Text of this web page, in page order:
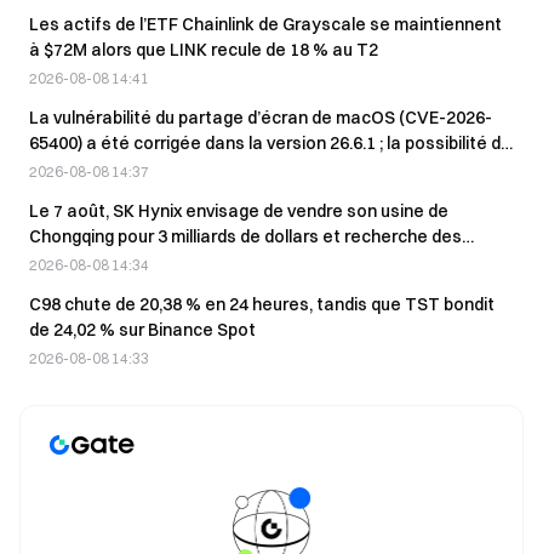
Les actifs de l’ETF Chainlink de Grayscale se maintiennent
à $72M alors que LINK recule de 18 % au T2
2026-08-08 14:41
La vulnérabilité du partage d’écran de macOS (CVE-2026-
65400) a été corrigée dans la version 26.6.1 ; la possibilité de
se connecter à distance sans mot de passe a été
2026-08-08 14:37
Le 7 août, SK Hynix envisage de vendre son usine de
Chongqing pour 3 milliards de dollars et recherche des
investisseurs.
2026-08-08 14:34
C98 chute de 20,38 % en 24 heures, tandis que TST bondit
de 24,02 % sur Binance Spot
2026-08-08 14:33